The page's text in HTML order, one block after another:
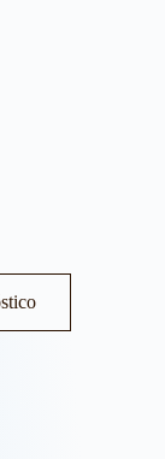
de Receita